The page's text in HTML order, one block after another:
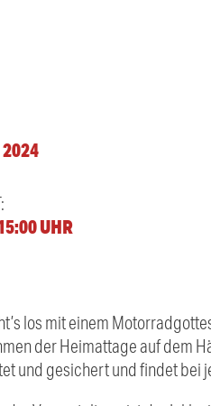
UHR
los mit einem
der Heimattage auf dem
und gesichert und findet bei